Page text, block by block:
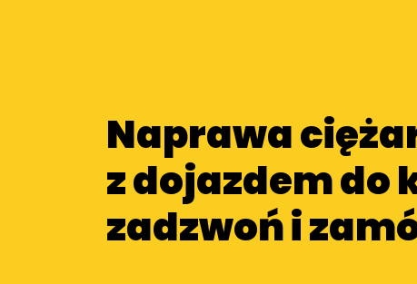
Naprawa
z dojazdem do
zadzwoń i